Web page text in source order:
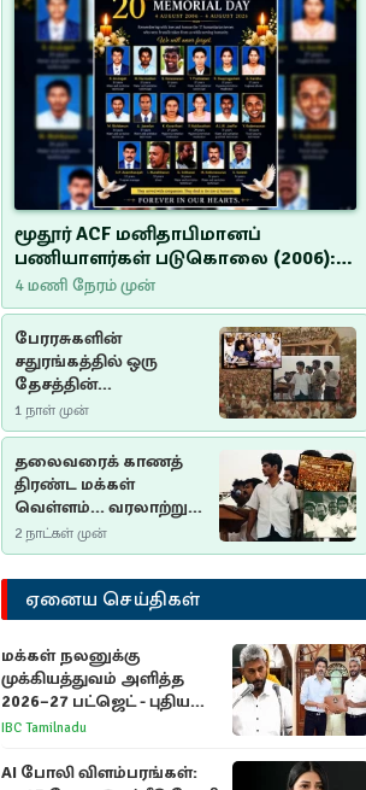
மூதூர் ACF மனிதாபிமானப்
பணியாளர்கள் படுகொலை (2006):
20 ஆண்டுகளாகியும் நீதி
மறுக்கப்பட்ட மனிதாபிமானப்
பேரவலம்
4 மணி நேரம் முன்
பேரரசுகளின்
சதுரங்கத்தில் ஒரு
தேசத்தின்
தீர்க்கதரிசனம் :
சுதுமலை பிரகடனம்
ஒரு வரலாற்றுப் பாடம்
1 நாள் முன்
தலைவரைக் காணத்
திரண்ட மக்கள்
வெள்ளம்... வரலாற்றுச்
சிறப்புமிக்க சுதுமலைப்
பிரகடனம்…
2 நாட்கள் முன்
ஏனைய செய்திகள்
மக்கள் நலனுக்கு
முக்கியத்துவம் அளித்த
2026–27 பட்ஜெட் - புதிய
நலத்திட்டங்கள்
IBC Tamilnadu
AI போலி விளம்பரங்கள்: